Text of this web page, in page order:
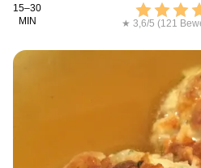
Kochdauer
15–30
MIN
★ 3,6/5 (121